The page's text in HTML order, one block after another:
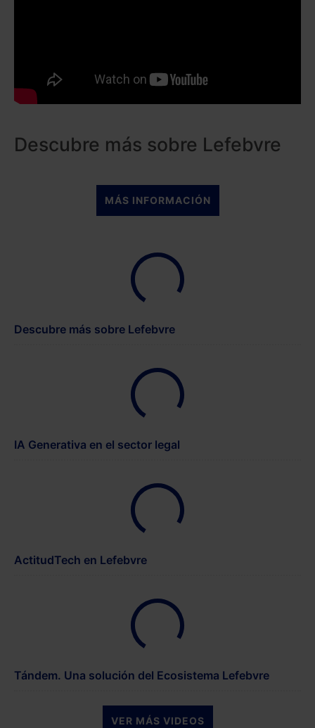
Descubre más sobre Lefebvre
MÁS INFORMACIÓN
Descubre más sobre Lefebvre
IA Generativa en el sector legal
ActitudTech en Lefebvre
Tándem. Una solución del Ecosistema Lefebvre
VER MÁS VIDEOS